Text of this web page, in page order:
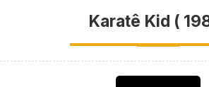
Karatê Kid (